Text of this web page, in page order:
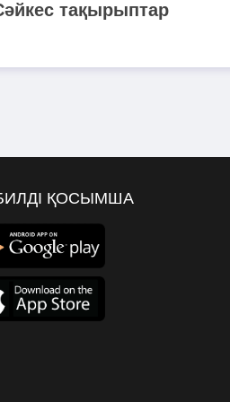
тақырыптар
ҚОСЫМША